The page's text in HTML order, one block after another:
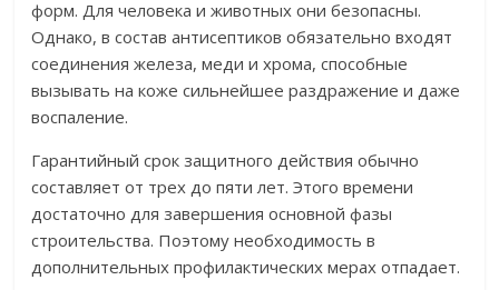
форм. Для человека и животных они безопасны.
Однако, в состав антисептиков обязательно входят
соединения железа, меди и хрома, способные
вызывать на коже сильнейшее раздражение и даже
воспаление.
Гарантийный срок защитного действия обычно
составляет от трех до пяти лет. Этого времени
достаточно для завершения основной фазы
строительства. Поэтому необходимость в
дополнительных профилактических мерах отпадает.